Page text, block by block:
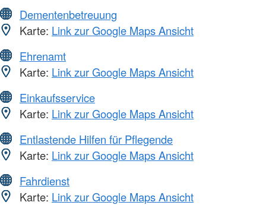
Dementenbetreuung
Karte: Link zur Google Maps Ansicht
Ehrenamt
Karte: Link zur Google Maps Ansicht
Einkaufsservice
Karte: Link zur Google Maps Ansicht
Entlastende Hilfen für Pflegende
Karte: Link zur Google Maps Ansicht
Fahrdienst
Karte: Link zur Google Maps Ansicht